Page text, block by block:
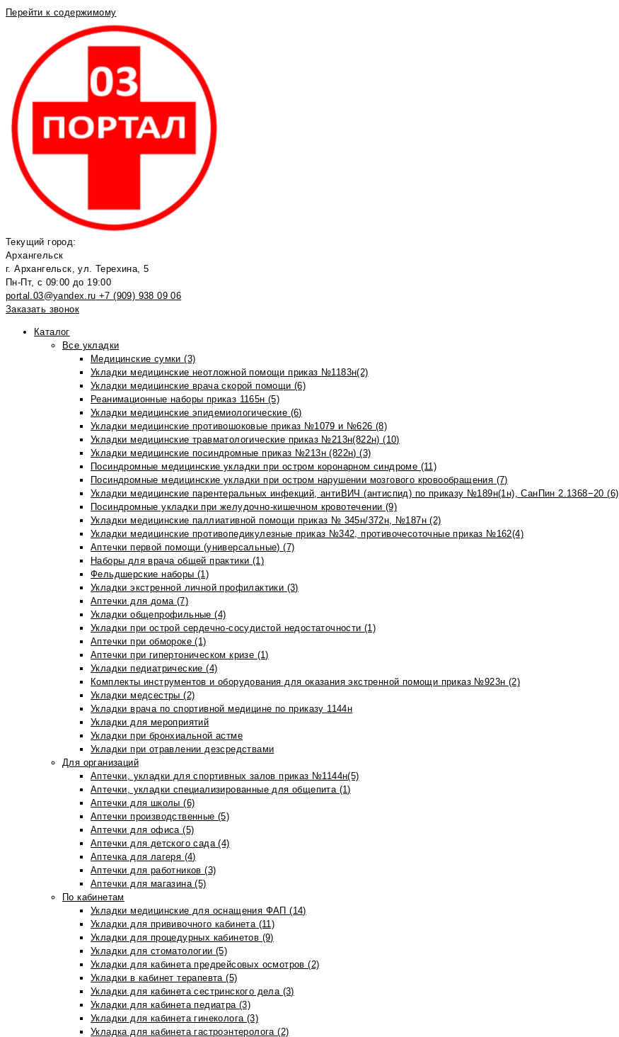
Перейти к содержимому
Текущий город:
Архангельск
г. Архангельск, ул. Терехина, 5
Пн-Пт, с 09:00 до 19:00
portal.03@yandex.ru +7 (909) 938 09 06
Заказать звонок
Каталог
Все укладки
Медицинские сумки (3)
Укладки медицинские неотложной помощи приказ №1183н(2)
Укладки медицинские врача скорой помощи (6)
Реанимационные наборы приказ 1165н (5)
Укладки медицинские эпидемиологические (6)
Укладки медицинские противошоковые приказ №1079 и №626 (8)
Укладки медицинские травматологические приказ №213н(822н) (10)
Укладки медицинские посиндромные приказ №213н (822н) (3)
Посиндромные медицинские укладки при остром коронарном синдроме (11)
Посиндромные медицинские укладки при остром нарушении мозгового кровообращения (7)
Укладки медицинские парентеральных инфекций, антиВИЧ (антиспид) по приказу №189н(1н), СанПин 2.1368−20 (6)
Посиндромные укладки при желудочно-кишечном кровотечении (9)
Укладки медицинские паллиативной помощи приказ № 345н/372н, №187н (2)
Укладки медицинские противопедикулезные приказ №342, противочесоточные приказ №162(4)
Аптечки первой помощи (универсальные) (7)
Наборы для врача общей практики (1)
Фельдшерские наборы (1)
Укладки экстренной личной профилактики (3)
Аптечки для дома (7)
Укладки общепрофильные (4)
Укладки при острой сердечно-сосудистой недостаточности (1)
Аптечки при обмороке (1)
Аптечки при гипертоническом кризе (1)
Укладки педиатрические (4)
Комплекты инструментов и оборудования для оказания экстренной помощи приказ №923н (2)
Укладки медсестры (2)
Укладки врача по спортивной медицине по приказу 1144н
Укладки для мероприятий
Укладки при бронхиальной астме
Укладки при отравлении дезсредствами
Для организаций
Аптечки, укладки для спортивных залов приказ №1144н(5)
Аптечки, укладки специализированные для общепита (1)
Аптечки для школы (6)
Аптечки производственные (5)
Аптечки для офиса (5)
Аптечки для детского сада (4)
Аптечка для лагеря (4)
Аптечки для работников (3)
Аптечки для магазина (5)
По кабинетам
Укладки медицинские для оснащения ФАП (14)
Укладки для прививочного кабинета (11)
Укладки для процедурных кабинетов (9)
Укладки для стоматологии (5)
Укладки для кабинета предрейсовых осмотров (2)
Укладки в кабинет терапевта (5)
Укладки для кабинета сестринского дела (3)
Укладки для кабинета педиатра (3)
Укладки для кабинета гинеколога (3)
Укладка для кабинета гастроэнтеролога (2)